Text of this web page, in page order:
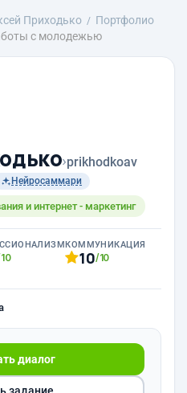
Приходько
Портфолио
с молодежью
›prikhodkoav
Нейросаммари
и интернет - маркетинг
КОММУНИКАЦИЯ
10/10
диалог
задание